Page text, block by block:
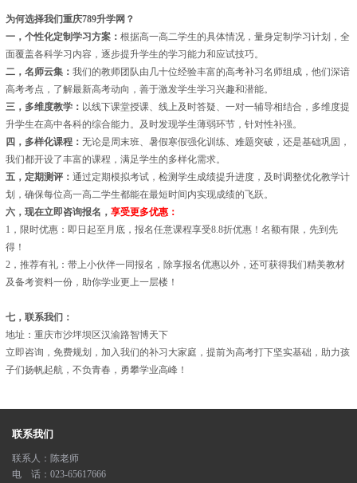
为何选择我们重庆789升学网？
一，个性化定制学习方案： 根据高一高二学生的具体情况，量身定制学习计划，全
面覆盖各科学习内容，逐步提升学生的学习能力和应试技巧。
二，名师云集： 我们的教师团队由几十位经验丰富的高考补习名师组成，他们深谙
高考考点，了解最新高考动向，善于激发学生学习兴趣和潜能。
三，多维度教学： 以线下课堂授课、线上及时答疑、一对一辅导相结合，多维度提
升学生在高中各科的综合能力。及时发现学生薄弱环节，针对性补强。
四，多样化课程： 无论是周末班、暑假寒假强化训练、难题突破，还是基础巩固，
我们都开设了丰富的课程，满足学生的多样化需求。
五，定期测评： 通过定期模拟考试，检测学生成绩提升进度，及时调整优化教学计
划，确保每位高一高二学生都能在最短时间内实现成绩的飞跃。
六，现在立即咨询报名， 享受更多优惠：
1，限时优惠：即日起至月底，报名任意课程享受8.8折优惠！名额有限，先到先
得！
2，推荐有礼：带上小伙伴一同报名，除享报名优惠以外，还可获得我们精美教材
及备考资料一份，助你学业更上一层楼！
七，联系我们：
地址：重庆市沙坪坝区汉渝路智博天下
立即咨询，免费规划，加入我们的补习大家庭，提前为高考打下坚实基础，助力孩
子们扬帆起航，不负青春，勇攀学业高峰！
联系我们
联系人：陈老师
电 话：023-65617666